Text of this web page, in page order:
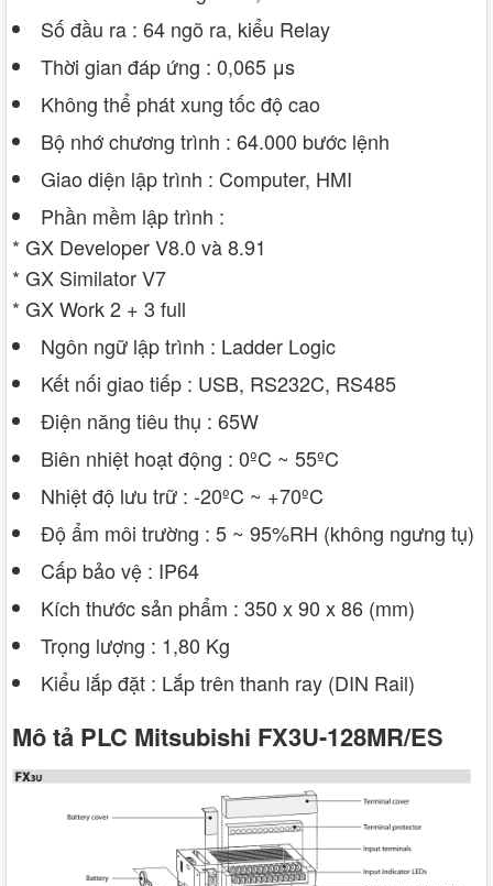
Số đầu ra : 64 ngõ ra, kiểu Relay
Thời gian đáp ứng : 0,065 μs
Không thể phát xung tốc độ cao
Bộ nhớ chương trình : 64.000 bước lệnh
Giao diện lập trình : Computer, HMI
Phần mềm lập trình :
* GX Developer V8.0 và 8.91
* GX Similator V7
* GX Work 2 + 3 full
Ngôn ngữ lập trình : Ladder Logic
Kết nối giao tiếp : USB, RS232C, RS485
Điện năng tiêu thụ : 65W
Biên nhiệt hoạt động : 0ºC ~ 55ºC
Nhiệt độ lưu trữ : -20ºC ~ +70ºC
Độ ẩm môi trường : 5 ~ 95%RH (không ngưng tụ)
Cấp bảo vệ : IP64
Kích thước sản phẩm : 350 x 90 x 86 (mm)
Trọng lượng : 1,80 Kg
Kiểu lắp đặt : Lắp trên thanh ray (DIN Rail)
Mô tả PLC Mitsubishi FX3U-128MR/ES